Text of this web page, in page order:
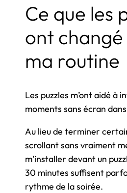
Ce que les
ont changé
ma routine
Les puzzles m’ont aidé à
moments sans écran
Au lieu de terminer
scrollant sans vraiment
m’installer devant un
30 minutes suffisent
rythme de la soirée.